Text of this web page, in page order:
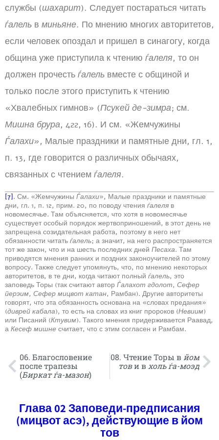
службы (шахарит). Следует постараться читать
ѓалель в миньяне. По мнению многих авторитетов,
если человек опоздал и пришел в синагогу, когда
община уже приступила к чтению ѓалеля, то он
должен прочесть ѓалель вместе с общиной и
только после этого приступить к чтению
«Хвалебных гимнов» (Псукей де-зимра; см.
Мишна брура, 422, 16). И см. «Жемчужины
Ѓалахи», Малые праздники и памятные дни, гл. 1,
п. 13, где говорится о различных обычаях,
связанных с чтением ѓалеля.
[7]. См. «Жемчужины Ѓалахи», Малые праздники и памятные
дни, гл. 1, п. 12, прим. 20, по поводу чтения ѓалеля в
новомесячье. Там объясняется, что хотя в новомесячье
существует особый порядок жертвоприношений, в этот день не
запрещена созидательная работа, поэтому в него нет
обязанности читать ѓалель; а значит, на него распространяется
тот же закон, что и на шесть последних дней Песаха. Там
приводятся мнения ранних и поздних законоучителей по этому
вопросу. Также следует упомянуть, что, по мнению некоторых
авторитетов, в те дни, когда читают полный ѓалель, это
заповедь Торы (так считают автор Ѓалахот гдолот, Сефер
йерэим, Сефер мицвот катан, Рамбан). Другие авторитеты
говорят, что эта обязанность основана на «словах предания»
(диврей кабала), то есть на словах из книг пророков (Невиим)
или Писаний (Ктувим). Такого мнения придерживается Раавад,
а Кесеф мишне считает, что с этим согласен и Рамбам.
06. Благословение
после трапезы
(Биркат ѓа-мазон)
08. Чтение Торы в йом
тови в холь ѓа-моэд
Глава 02 Заповеди-предписания
(мицвот асэ), действующие в йом
тов